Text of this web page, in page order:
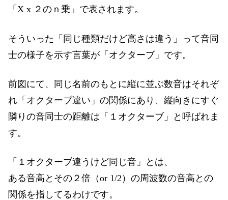
「X x ２のｎ乗」で表されます。
そういった「同じ種類だけど高さは違う」って音同
士の様子を示す言葉が「オクターブ」です。
前図にて、同じ名前のもとに縦に並ぶ数音はそれぞ
れ「オクターブ違い」の関係にあり、縦向きにすぐ
隣りの音同士の距離は「１オクターブ」と呼ばれま
す。
「１オクターブ違うけど同じ音」とは、
ある音高とその２倍（or 1/2）の周波数の音高との
関係を指してるわけです。